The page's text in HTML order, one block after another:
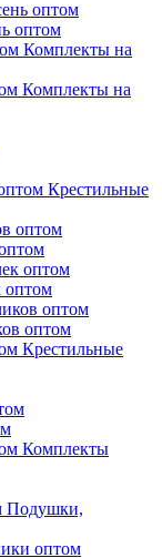
оптом
Комплекты на
Комплекты на
Крестильные
оптом
оптом
Крестильные
Комплекты
Подушки,